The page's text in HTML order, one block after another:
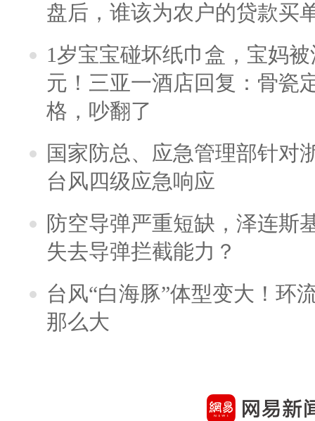
盘后，谁该为农户的贷款买
1岁宝宝碰坏纸巾盒，宝妈
元！三亚一酒店回复：骨瓷
格，吵翻了
国家防总、应急管理部针对
台风四级应急响应
防空导弹严重短缺，泽连斯
失去导弹拦截能力？
台风“白海豚”体型变大！环
那么大